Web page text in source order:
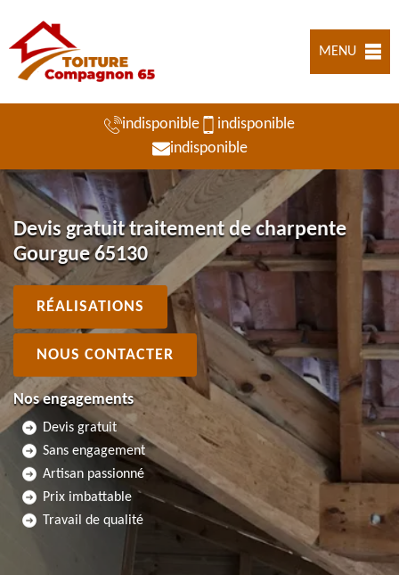
MENU
indisponible
indisponible
indisponible
Devis gratuit traitement de charpente
Gourgue 65130
RÉALISATIONS
NOUS CONTACTER
Nos engagements
Devis gratuit
Sans engagement
Artisan passionné
Prix imbattable
Travail de qualité